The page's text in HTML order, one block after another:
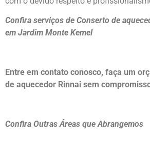
Confira serviços de Conserto de
em Jardim Monte Kemel
Entre em contato conosco, faça um
de aquecedor Rinnai sem
Confira Outras Áreas que Abrangemos